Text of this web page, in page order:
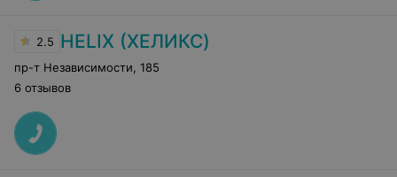
2.5 HELIX (ХЕЛИКС)
пр-т Независимости 185
6 отзывов